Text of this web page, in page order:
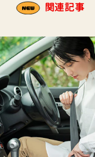
関連記事